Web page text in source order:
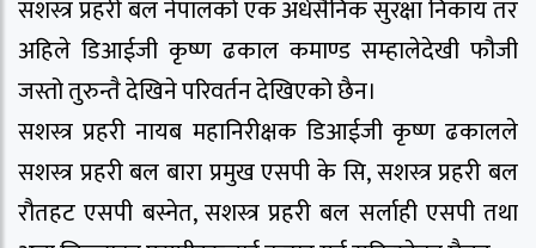
सशस्त्र प्रहरी बल नेपालको एक अर्धसैनिक सुरक्षा निकाय तर
अहिले डिआईजी कृष्ण ढकाल कमाण्ड सम्हालेदेखी फौजी
जस्तो तुरुन्तै देखिने परिवर्तन देखिएको छैन।
सशस्त्र प्रहरी नायब महानिरीक्षक डिआईजी कृष्ण ढकालले
सशस्त्र प्रहरी बल बारा प्रमुख एसपी के सि, सशस्त्र प्रहरी बल
रौतहट एसपी बस्नेत, सशस्त्र प्रहरी बल सर्लाही एसपी तथा